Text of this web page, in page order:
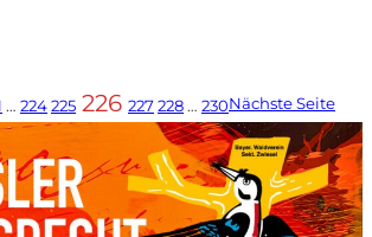
… 224225 226 227228… 230Nächste Seite